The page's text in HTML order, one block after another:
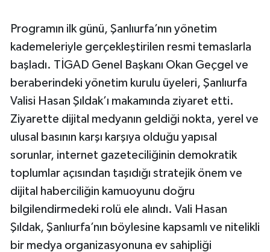
Programın ilk günü, Şanlıurfa’nın yönetim
kademeleriyle gerçekleştirilen resmi temaslarla
başladı. TİGAD Genel Başkanı Okan Geçgel ve
beraberindeki yönetim kurulu üyeleri, Şanlıurfa
Valisi Hasan Şıldak’ı makamında ziyaret etti.
Ziyarette dijital medyanın geldiği nokta, yerel ve
ulusal basının karşı karşıya olduğu yapısal
sorunlar, internet gazeteciliğinin demokratik
toplumlar açısından taşıdığı stratejik önem ve
dijital haberciliğin kamuoyunu doğru
bilgilendirmedeki rolü ele alındı. Vali Hasan
Şıldak, Şanlıurfa’nın böylesine kapsamlı ve nitelikli
bir medya organizasyonuna ev sahipliği